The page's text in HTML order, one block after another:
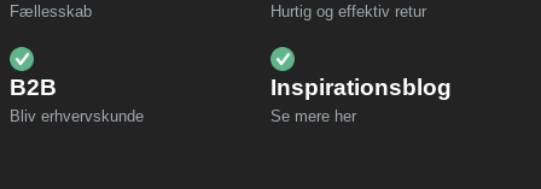
Fællesskab Hurtig og effektiv retur
B2B
Bliv erhvervskunde
Inspirationsblog
Se mere her